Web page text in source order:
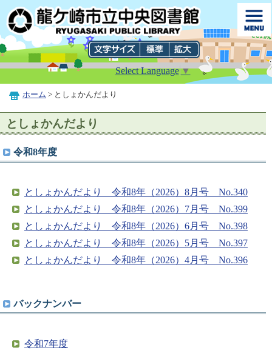
Select Language▼
ホーム > としょかんだより
としょかんだより
令和8年度
としょかんだより 令和8年（2026）8月号 No.340
としょかんだより 令和8年（2026）7月号 No.399
としょかんだより 令和8年（2026）6月号 No.398
としょかんだより 令和8年（2026）5月号 No.397
としょかんだより 令和8年（2026）4月号 No.396
バックナンバー
令和7年度